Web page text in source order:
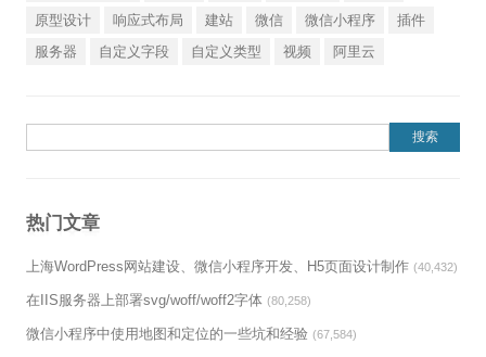
原型设计
响应式布局 建站 微信 微信小程序
插件
服务器
自定义字段 自定义类型 视频 阿里云
热门文章
上海WordPress网站建设、微信小程序开发、H5页面设计制作 (40,432)
在IIS服务器上部署svg/woff/woff2字体 (80,258)
微信小程序中使用地图和定位的一些坑和经验 (67,584)